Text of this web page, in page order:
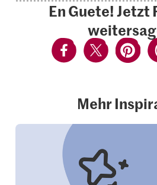
En Guete! Jetzt
Mehr